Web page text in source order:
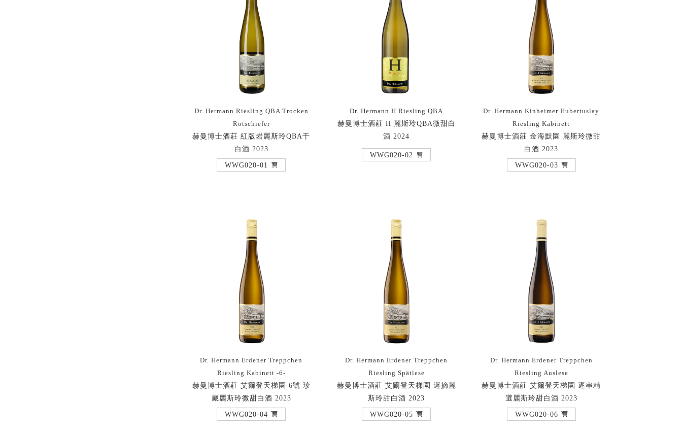
Dr. Hermann Riesling QBA Trocken
Rotschiefer
赫曼博士酒莊 紅版岩麗斯玲QBA干
白酒 2023
WWG020-01
Dr. Hermann H Riesling QBA
赫曼博士酒莊 H 麗斯玲QBA微甜白
酒 2024
WWG020-02
Dr. Hermann Kinheimer Hubertuslay
Riesling Kabinett
赫曼博士酒莊 金海默園 麗斯玲微甜
白酒 2023
WWG020-03
Dr. Hermann Erdener Treppchen
Riesling Kabinett -6-
赫曼博士酒莊 艾爾登天梯園 6號 珍
藏麗斯玲微甜白酒 2023
WWG020-04
Dr. Hermann Erdener Treppchen
Riesling Spätlese
赫曼博士酒莊 艾爾登天梯園 遲摘麗
斯玲甜白酒 2023
WWG020-05
Dr. Hermann Erdener Treppchen
Riesling Auslese
赫曼博士酒莊 艾爾登天梯園 逐串精
選麗斯玲甜白酒 2023
WWG020-06